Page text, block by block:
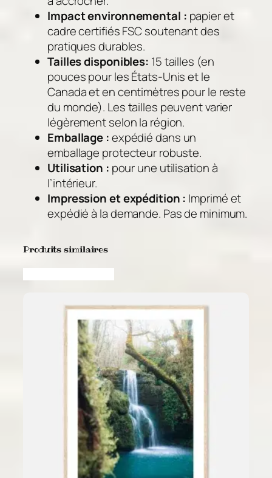
Impact environnemental : papier et
cadre certifiés FSC soutenant des
pratiques durables.
Tailles disponibles: 15 tailles (en
pouces pour les États-Unis et le
Canada et en centimètres pour le reste
du monde). Les tailles peuvent varier
légèrement selon la région.
Emballage :expédié dans un
emballage protecteur robuste.
Utilisation : pour une utilisation à
l’intérieur.
Impression et expédition : Imprimé et
expédié à la demande. Pas de minimum.
Produits similaires